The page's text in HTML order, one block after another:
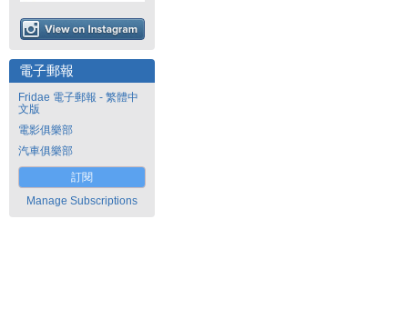
電子郵報
Fridae 電子郵報 - 繁體中
文版
電影俱樂部
汽車俱樂部
訂閱
Manage Subscriptions